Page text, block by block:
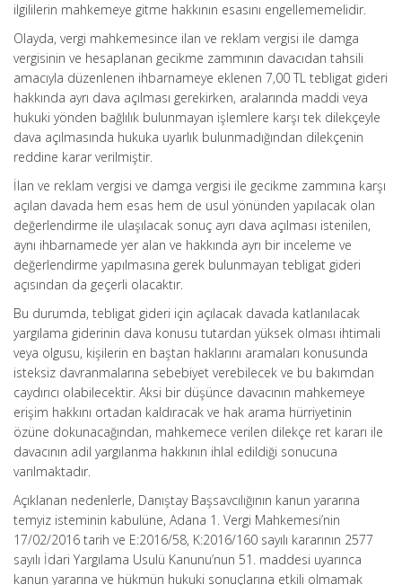
ilgililerin mahkemeye gitme hakkının esasını engellememelidir.
Olayda, vergi mahkemesince ilan ve reklam vergisi ile damga
vergisinin ve hesaplanan gecikme zammının davacıdan tahsili
amacıyla düzenlenen ihbarnameye eklenen 7,00 TL tebligat gideri
hakkında ayrı dava açılması gerekirken, aralarında maddi veya
hukuki yönden bağlılık bulunmayan işlemlere karşı tek dilekçeyle
dava açılmasında hukuka uyarlık bulunmadığından dilekçenin
reddine karar verilmiştir.
İlan ve reklam vergisi ve damga vergisi ile gecikme zammına karşı
açılan davada hem esas hem de usul yönünden yapılacak olan
değerlendirme ile ulaşılacak sonuç ayrı dava açılması istenilen,
aynı ihbarnamede yer alan ve hakkında ayrı bir inceleme ve
değerlendirme yapılmasına gerek bulunmayan tebligat gideri
açısından da geçerli olacaktır.
Bu durumda, tebligat gideri için açılacak davada katlanılacak
yargılama giderinin dava konusu tutardan yüksek olması ihtimali
veya olgusu, kişilerin en baştan haklarını aramaları konusunda
isteksiz davranmalarına sebebiyet verebilecek ve bu bakımdan
caydırıcı olabilecektir. Aksi bir düşünce davacının mahkemeye
erişim hakkını ortadan kaldıracak ve hak arama hürriyetinin
özüne dokunacağından, mahkemece verilen dilekçe ret kararı ile
davacının adil yargılanma hakkının ihlal edildiği sonucuna
varılmaktadır.
Açıklanan nedenlerle, Danıştay Başsavcılığının kanun yararına
temyiz isteminin kabulüne, Adana 1. Vergi Mahkemesi’nin
17/02/2016 tarih ve E:2016/58, K:2016/160 sayılı kararının 2577
sayılı İdari Yargılama Usulü Kanunu’nun 51. maddesi uyarınca
kanun yararına ve hükmün hukuki sonuçlarına etkili olmamak